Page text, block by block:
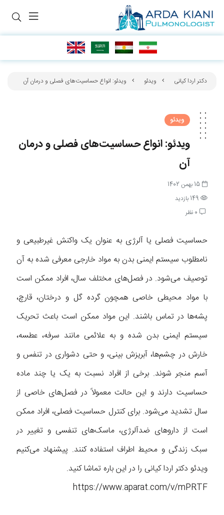
دکتر اردا کیانی ویدئو ویدئو: انواع حساسیت‌های فصلی و درمان آن
ویدئو
ویدئو: انواع حساسیت‌های فصلی و درمان
آن
15 بهمن 1402
149 بازدید
0 نظر
حساسیت فصلی یا آلرژی به عنوان یک واکنش غیرطبیعی و
نامطلوب سیستم ایمنی بدن به مواد خارجی معرفی شده به آن
توصیف می‌شود. در فصل‌های مختلف سال، افراد ممکن است
با مواد محیطی خاصی همچون گرده گل و درختان، قارچ،
پشه‌ها در تماس باشند. این مواد ممکن است باعث تحریک
سیستم ایمنی بدن شده و به علائمی مانند سرفه، عطسه،
خارش در چشم‌ها، آبریزش بینی، و حتی دشواری در تنفس و
آسم منجر شوند. برخی از افراد نسبت به یک یا چند ماده
حساسیت دارند و این حالت معمولاً در فصل‌های خاصی از
سال تشدید می‌شود. برای کنترل حساسیت فصلی، افراد ممکن
است از داروهای ضدآلرژی، ماسک‌های تنفسی و تغییر در
سبک زندگی و محیط اطراف استفاده کنند. پیشنهاد می‌کنیم
ویدئو دکتر اردا کیانی را در این باره تماشا کنید.
https://www.aparat.com/v/mPRTF